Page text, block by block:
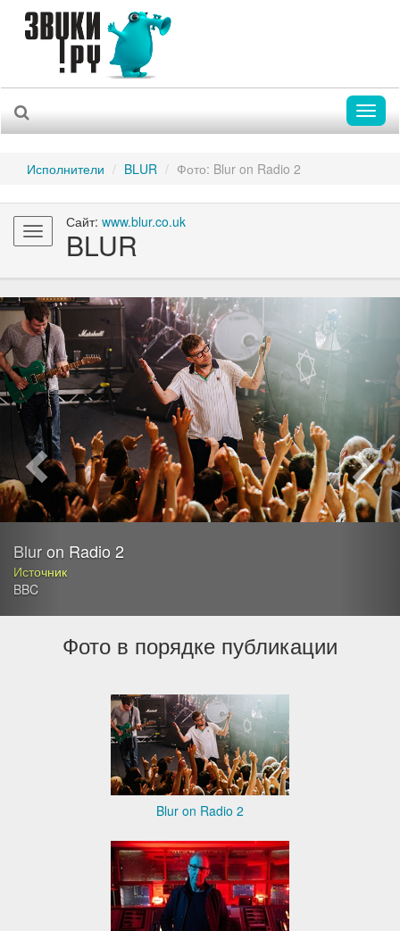
Исполнители BLUR Фото: Blur on Radio 2
Toggle
navigation
Сайт: www.blur.co.uk
BLUR
Blur on Radio 2
Источник
BBC
Previous
Фото в порядке публикации
Blur on Radio 2